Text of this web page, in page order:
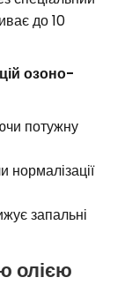
до 10
озоно-
потужну
нормалізації
запальні
олією